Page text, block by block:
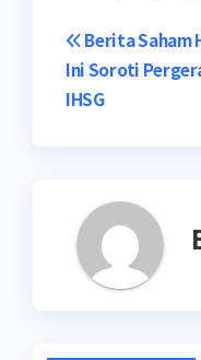
Post
Berita Saham
Ini Soroti
IHSG